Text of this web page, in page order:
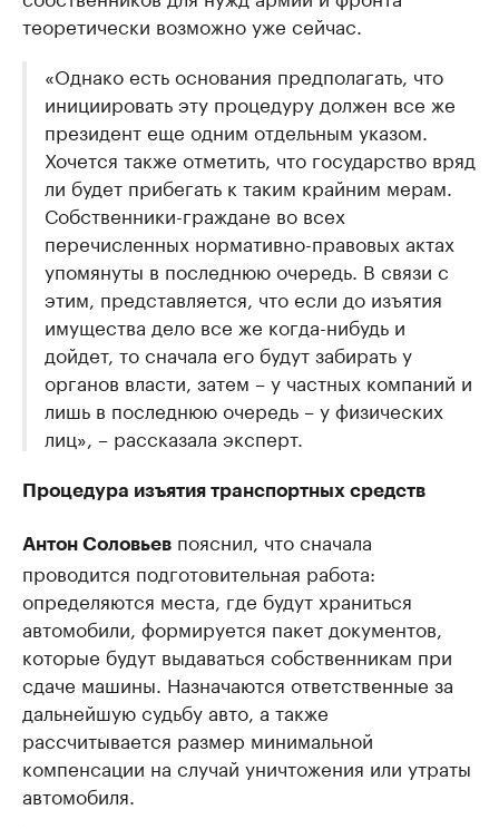
теоретически возможно уже сейчас.
«Однако есть основания предполагать, что
инициировать эту процедуру должен все же
президент еще одним отдельным указом.
Хочется также отметить, что государство вряд
ли будет прибегать к таким крайним мерам.
Собственники-граждане во всех
перечисленных нормативно-правовых актах
упомянуты в последнюю очередь. В связи с
этим, представляется, что если до изъятия
имущества дело все же когда-нибудь и
дойдет, то сначала его будут забирать у
органов власти, затем – у частных компаний и
лишь в последнюю очередь – у физических
лиц», – рассказала эксперт.
Процедура изъятия транспортных средств
Антон Соловьев пояснил, что сначала
проводится подготовительная работа:
определяются места, где будут храниться
автомобили, формируется пакет документов,
которые будут выдаваться собственникам при
сдаче машины. Назначаются ответственные за
дальнейшую судьбу авто, а также
рассчитывается размер минимальной
компенсации на случай уничтожения или утраты
автомобиля.